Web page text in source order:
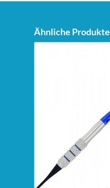
Ähnliche Produkte